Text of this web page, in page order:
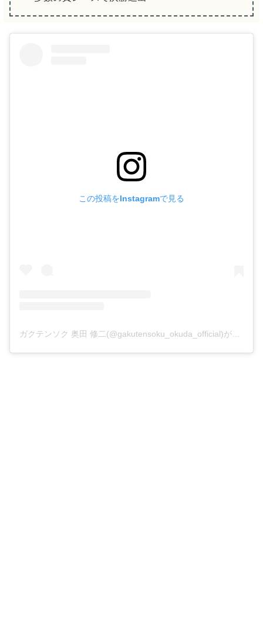
この投稿をInstagramで見る
ガクテンソク 奥田 修二(@gakutensoku_okuda_official)がシェアした投稿